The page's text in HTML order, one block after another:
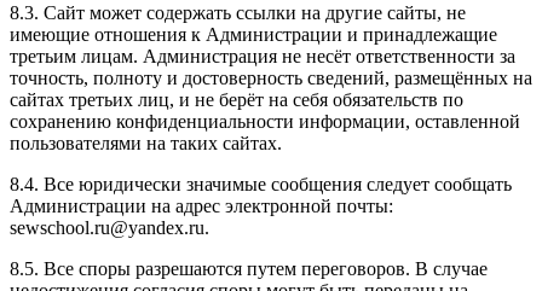
8.3. Сайт может содержать ссылки на другие сайты, не
имеющие отношения к Администрации и принадлежащие
третьим лицам. Администрация не несёт ответственности за
точность, полноту и достоверность сведений, размещённых на
сайтах третьих лиц, и не берёт на себя обязательств по
сохранению конфиденциальности информации, оставленной
пользователями на таких сайтах.
8.4. Все юридически значимые сообщения следует сообщать
Администрации на адрес электронной почты:
sewschool.ru@yandex.ru.
8.5. Все споры разрешаются путем переговоров. В случае